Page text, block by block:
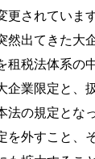
されています
然出てきた大
租税法体系の
企業限定と、
法の規定とな
を外すこと、